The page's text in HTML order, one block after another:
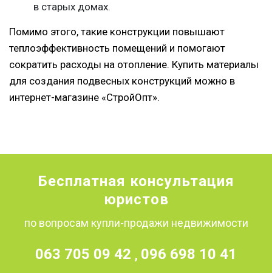
в старых домах.
Помимо этого, такие конструкции повышают
теплоэффективность помещений и помогают
сократить расходы на отопление. Купить материалы
для создания подвесных конструкций можно в
интернет-магазине «СтройОпт».
Бесплатная консультация
юристов
по вопросам купли-продажи недвижимости
063 705 09 42 , 096 698 10 41